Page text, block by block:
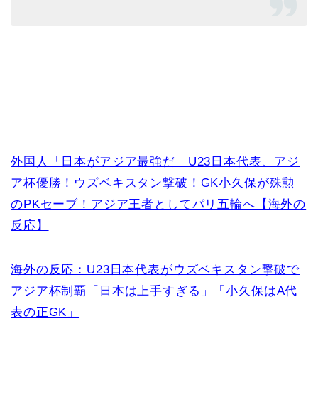
外国人「日本がアジア最強だ」U23日本代表、アジ
ア杯優勝！ウズベキスタン撃破！GK小久保が殊勲
のPKセーブ！アジア王者としてパリ五輪へ【海外の
反応】
海外の反応：U23日本代表がウズベキスタン撃破で
アジア杯制覇「日本は上手すぎる」「小久保はA代
表の正GK」